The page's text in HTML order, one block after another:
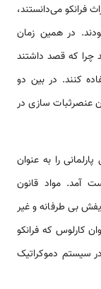
فرانکو می‌دانستند،
در همین زمان
چرا که قصد داشتند
کنند. در بین دو
عنصرثبات سازی در
را به عنوان
آمد. مواد قانون
بی طرفانه و غیر
کارلوس که فرانکو
سیستم دموکراتیک